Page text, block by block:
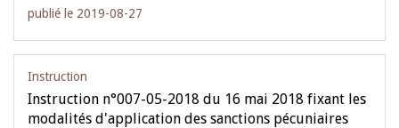
publié le 2019-08-27
Instruction
Instruction n°007-05-2018 du 16 mai 2018 fixant les
modalités d'application des sanctions pécuniaires